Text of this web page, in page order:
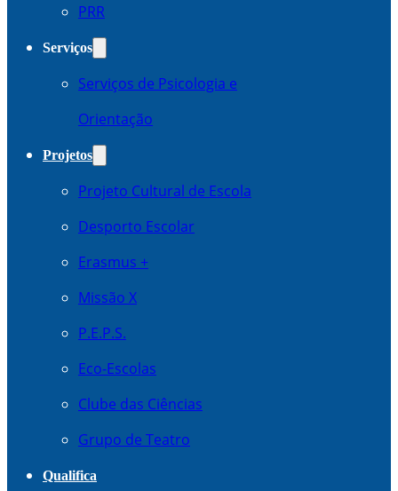
PRR
Serviços
Serviços de Psicologia e
Orientação
Projetos
Projeto Cultural de Escola
Desporto Escolar
Erasmus +
Missão X
P.E.P.S.
Eco-Escolas
Clube das Ciências
Grupo de Teatro
Qualifica